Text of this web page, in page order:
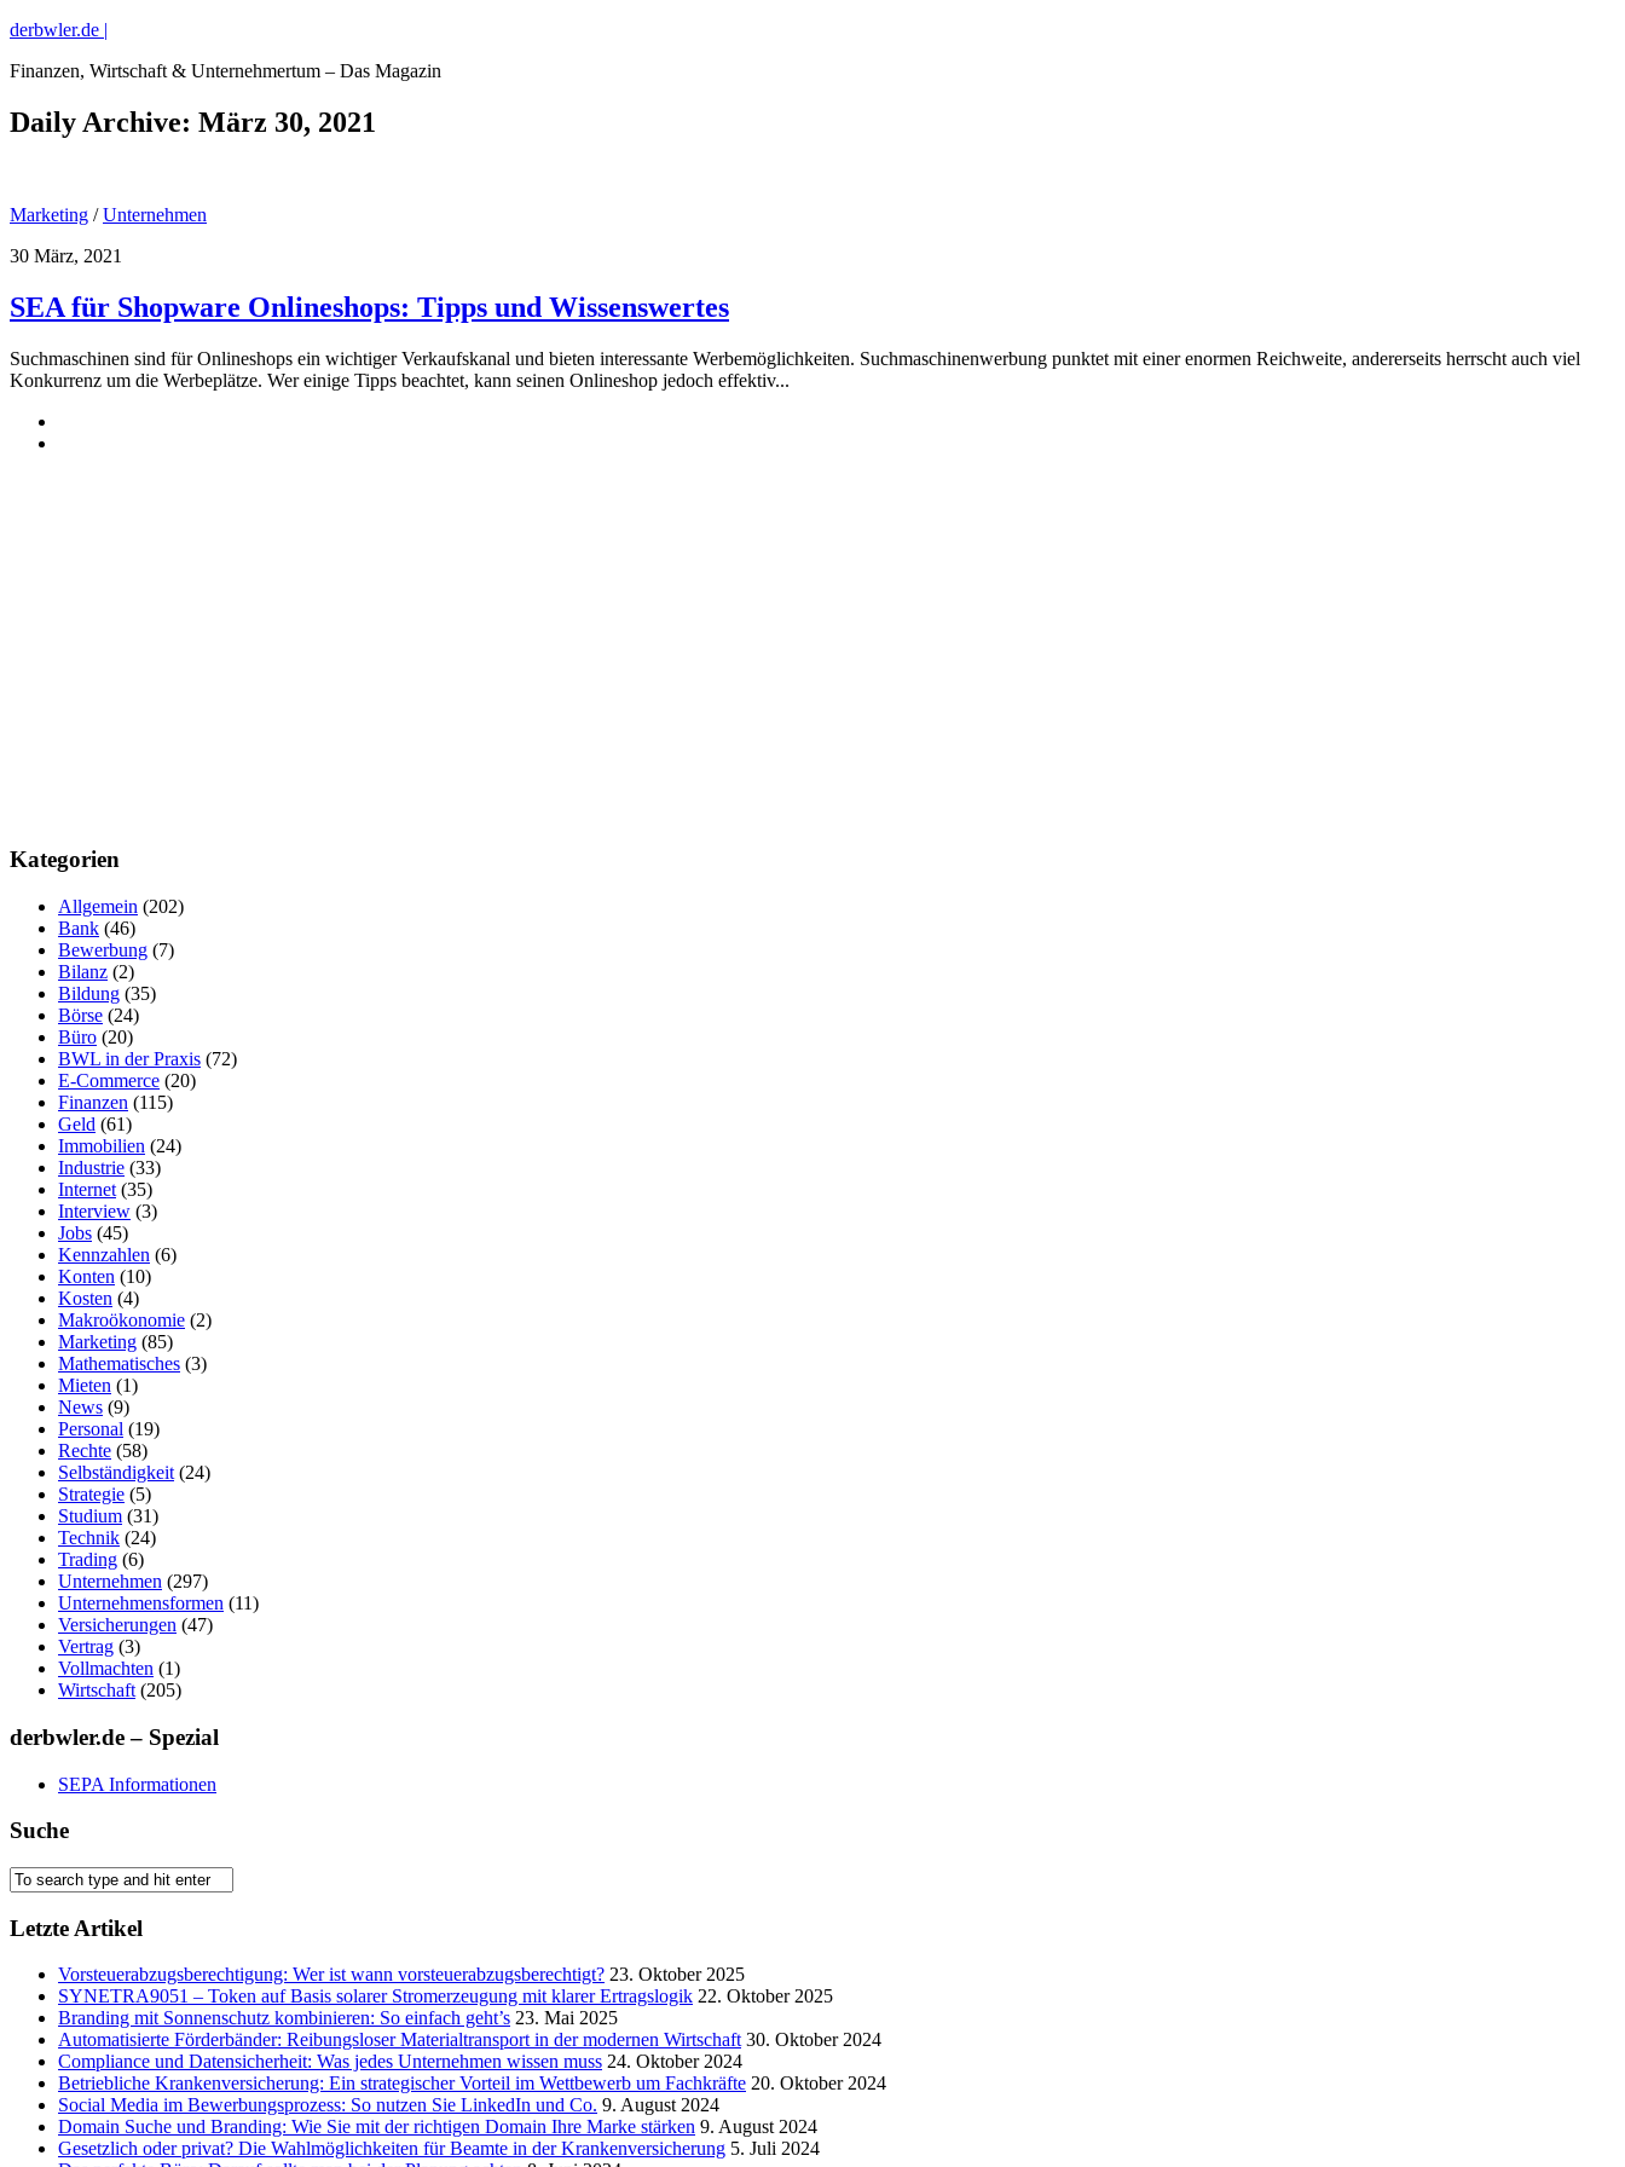
derbwler.de |
Finanzen, Wirtschaft & Unternehmertum – Das Magazin
Daily Archive: März 30, 2021
Marketing /Unternehmen
30 März, 2021
SEA für Shopware Onlineshops: Tipps und Wissenswertes
Suchmaschinen sind für Onlineshops ein wichtiger Verkaufskanal und bieten interessante Werbemöglichkeiten. Suchmaschinenwerbung punktet mit einer enormen Reichweite, andererseits herrscht auch viel
Konkurrenz um die Werbeplätze. Wer einige Tipps beachtet, kann seinen Onlineshop jedoch effektiv...
Kategorien
Allgemein (202)
Bank (46)
Bewerbung (7)
Bilanz (2)
Bildung (35)
Börse (24)
Büro (20)
BWL in der Praxis (72)
E-Commerce (20)
Finanzen (115)
Geld (61)
Immobilien (24)
Industrie (33)
Internet (35)
Interview (3)
Jobs (45)
Kennzahlen (6)
Konten (10)
Kosten (4)
Makroökonomie (2)
Marketing (85)
Mathematisches (3)
Mieten (1)
News (9)
Personal (19)
Rechte (58)
Selbständigkeit (24)
Strategie (5)
Studium (31)
Technik (24)
Trading (6)
Unternehmen (297)
Unternehmensformen (11)
Versicherungen (47)
Vertrag (3)
Vollmachten (1)
Wirtschaft (205)
derbwler.de – Spezial
SEPA Informationen
Suche
Letzte Artikel
Vorsteuerabzugsberechtigung: Wer ist wann vorsteuerabzugsberechtigt? 23. Oktober 2025
SYNETRA9051 – Token auf Basis solarer Stromerzeugung mit klarer Ertragslogik 22. Oktober 2025
Branding mit Sonnenschutz kombinieren: So einfach geht’s 23. Mai 2025
Automatisierte Förderbänder: Reibungsloser Materialtransport in der modernen Wirtschaft 30. Oktober 2024
Compliance und Datensicherheit: Was jedes Unternehmen wissen muss 24. Oktober 2024
Betriebliche Krankenversicherung: Ein strategischer Vorteil im Wettbewerb um Fachkräfte 20. Oktober 2024
Social Media im Bewerbungsprozess: So nutzen Sie LinkedIn und Co. 9. August 2024
Domain Suche und Branding: Wie Sie mit der richtigen Domain Ihre Marke stärken 9. August 2024
Gesetzlich oder privat? Die Wahlmöglichkeiten für Beamte in der Krankenversicherung 5. Juli 2024